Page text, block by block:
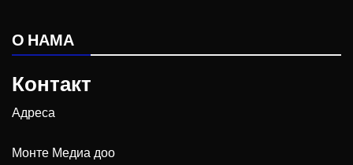
О НАМА
Контакт
Адреса
Монте Медиа доо